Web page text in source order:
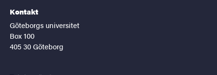
Kontakt
Göteborgs universitet
Box 100
405 30 Göteborg